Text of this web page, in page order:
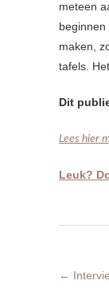
meteen
beginnen
maken,
tafels.
Dit
Lees hier
Leuk?
←